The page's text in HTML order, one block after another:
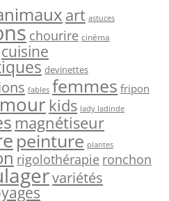
art astuces
chourire cinéma
cuisine
devinettes
fables femmes fripon
kids lady ladinde
magnétiseur
peinture plantes
rigolothérapie ronchon
variétés